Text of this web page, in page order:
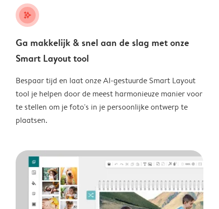
stars_plus
Ga makkelijk & snel aan de slag met onze
Smart Layout tool
Bespaar tijd en laat onze AI-gestuurde Smart Layout
tool je helpen door de meest harmonieuze manier voor
te stellen om je foto's in je persoonlijke ontwerp te
plaatsen.